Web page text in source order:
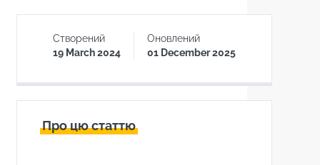
Створений
19 March 2024
Оновлений
01 December 2025
Про цю статтю